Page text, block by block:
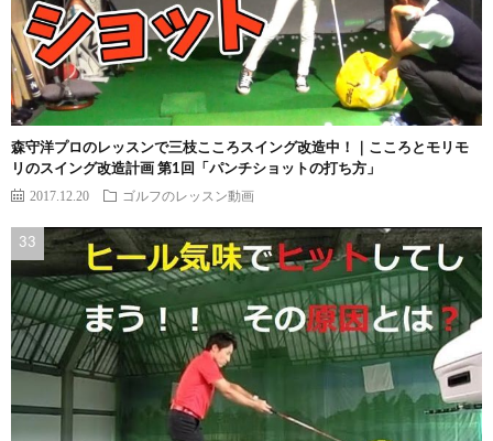
森守洋プロのレッスンで三枝こころスイング改造中！｜こころとモリモ
リのスイング改造計画 第1回「パンチショットの打ち方」
2017.12.20 ゴルフのレッスン動画